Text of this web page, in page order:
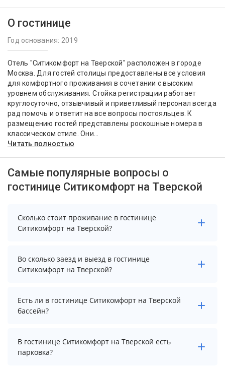
О гостинице
Год основания: 2019
Отель "Ситикомфорт на Тверской" расположен в городе
Москва. Для гостей столицы предоставлены все условия
для комфортного проживания в сочетании с высоким
уровнем обслуживания. Стойка регистрации работает
круглосуточно, отзывчивый и приветливый персонал всегда
рад помочь и ответит на все вопросы постояльцев. К
размещению гостей представлены роскошные номера в
классическом стиле. Они...
Читать полностью
Самые популярные вопросы о
гостинице Ситикомфорт на Тверской
Сколько стоит проживание в гостинице
Ситикомфорт на Тверской?
Чтобы увидеть актуальные цены на проживание в
гостинице Ситикомфорт на Тверской, выберите
нужные даты и количество гостей.
Во сколько заезд и выезд в гостинице
Ситикомфорт на Тверской?
Заезд возможен после 14:00, а выезд необходимо
осуществить до 12:00.
Есть ли в гостинице Ситикомфорт на Тверской
бассейн?
В гостинице Ситикомфорт на Тверской нет бассейна.
В гостинице Ситикомфорт на Тверской есть
парковка?